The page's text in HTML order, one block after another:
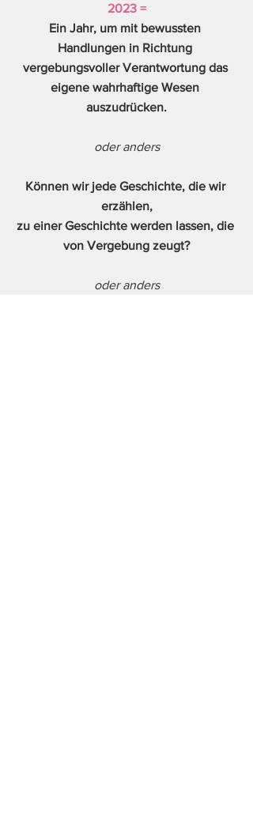
2023 =
Ein Jahr, um mit bewussten
Handlungen in Richtung
vergebungsvoller Verantwortung das
eigene wahrhaftige Wesen
auszudrücken.
oder anders
Können wir jede Geschichte, die wir
erzählen,
zu einer Geschichte werden lassen, die
von Vergebung zeugt?
oder anders